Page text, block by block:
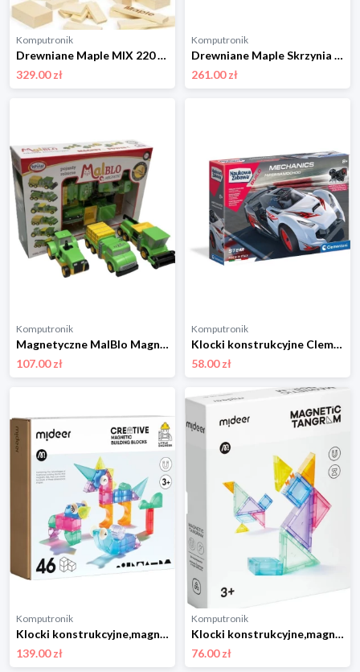
Komputronik
Drewniane Maple MIX 220 szt MX220
329.00 zł
Komputronik
Drewniane Maple Skrzynia 200 szt SK200
261.00 zł
Komputronik
Magnetyczne MalBlo Magnetic Pojazdy rolnicze 321
107.00 zł
Komputronik
Klocki konstrukcyjne Clementoni Laboratorium Mechaniki Samochód Wyścigowy Hipersamochód 50683
58.00 zł
Komputronik
Klocki konstrukcyjne,magnetyczne Mideer Magnetyczne 3D 20el. MD1420
139.00 zł
Komputronik
Klocki konstrukcyjne,magnetyczne Mideer Magnetyczny Tangram 3D z Klepsydrą MD4281
76.00 zł